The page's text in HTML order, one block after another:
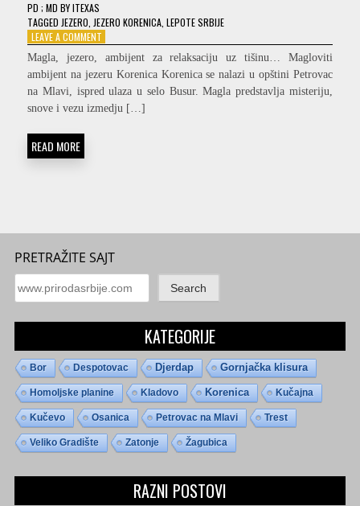
PD ; MD BYITEXAS
TAGGED JEZERO, JEZERO KORENICA, LEPOTE SRBIJE
LEAVE A COMMENT
MAGLOVITI
AMBIJENT
NA
JEZERU
KORENICA
Magla, jezero, ambijent za relaksaciju uz tišinu… Magloviti
ambijent na jezeru Korenica Korenica se nalazi u opštini Petrovac
na Mlavi, ispred ulaza u selo Busur. Magla predstavlja misteriju,
snove i vezu izmedju […]
READ MORE
PRETRAŽITE SAJT
Search
KATEGORIJE
Bor Despotovac Djerdap Gornjačka klisura
Homoljske planine Kladovo Korenica Kučajna
Kučevo Osanica Petrovac na Mlavi Trest
Veliko Gradište Zatonje Žagubica
RAZNI POSTOVI